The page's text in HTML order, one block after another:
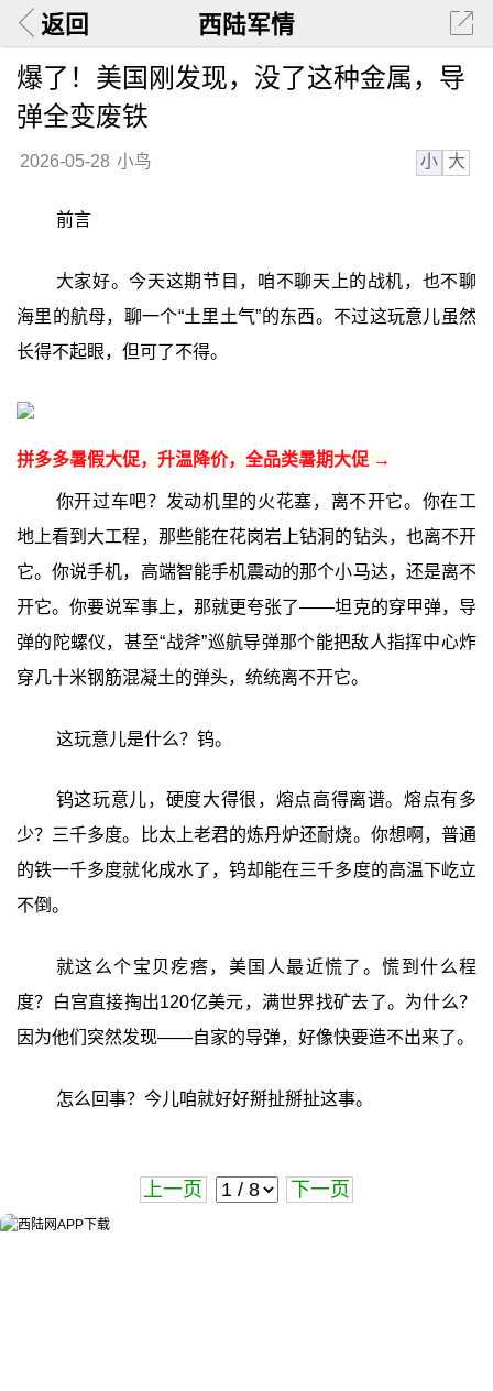
返回 西陆军情
爆了！美国刚发现，没了这种金属，导
弹全变废铁
2026-05-28 小鸟 小 大
前言
大家好。今天这期节目，咱不聊天上的战机，也不聊
海里的航母，聊一个“土里土气”的东西。不过这玩意儿虽然
长得不起眼，但可了不得。
拼多多暑假大促，升温降价，全品类暑期大促 →
你开过车吧？发动机里的火花塞，离不开它。你在工
地上看到大工程，那些能在花岗岩上钻洞的钻头，也离不开
它。你说手机，高端智能手机震动的那个小马达，还是离不
开它。你要说军事上，那就更夸张了——坦克的穿甲弹，导
弹的陀螺仪，甚至“战斧”巡航导弹那个能把敌人指挥中心炸
穿几十米钢筋混凝土的弹头，统统离不开它。
这玩意儿是什么？钨。
钨这玩意儿，硬度大得很，熔点高得离谱。熔点有多
少？三千多度。比太上老君的炼丹炉还耐烧。你想啊，普通
的铁一千多度就化成水了，钨却能在三千多度的高温下屹立
不倒。
就这么个宝贝疙瘩，美国人最近慌了。慌到什么程
度？白宫直接掏出120亿美元，满世界找矿去了。为什么？
因为他们突然发现——自家的导弹，好像快要造不出来了。
怎么回事？今儿咱就好好掰扯掰扯这事。
上一页 下一页